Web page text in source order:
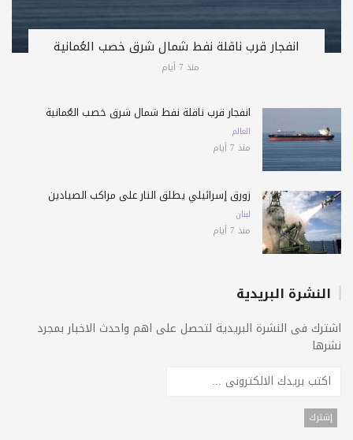
انفجار قرب ناقلة نفط شمال شرق خصب العُمانية
منذ 7 أيام
انفجار قرب ناقلة نفط شمال شرق خصب العُمانية
العالم
منذ 7 أيام
زورق إسرائيلي يطلق النار على مراكب الصيادين
لبنان
منذ 7 أيام
النشرة البريدية
اشترك فى النشرة البريدية لتحصل على اهم واحدث الاخبار بمجرد
نشرها